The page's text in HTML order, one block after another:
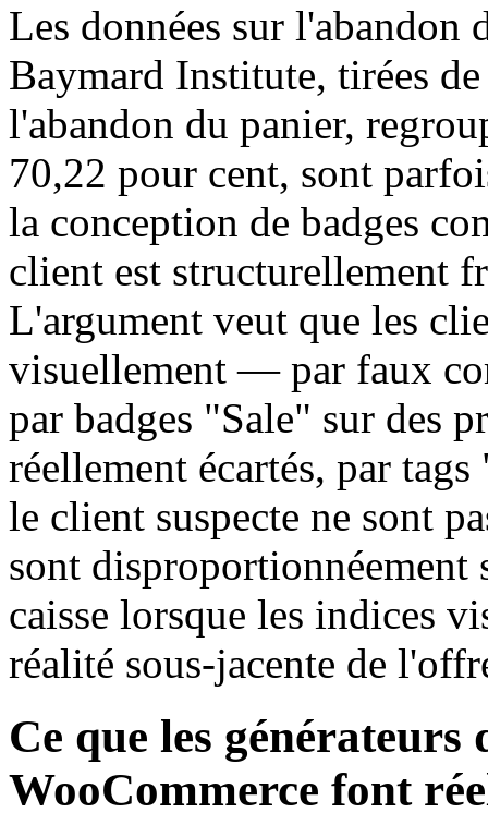
Les données sur l'abandon
Baymard Institute, tirées
l'abandon du panier,
70,22 pour cent, sont
la conception de badges
client est structurellement
L'argument veut que les
visuellement — par faux
par badges "Sale" sur des
réellement écartés, par
le client suspecte ne sont
sont disproportionnéement
caisse lorsque les indices
réalité sous-jacente de
Ce que les générateurs
WooCommerce font